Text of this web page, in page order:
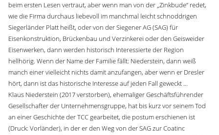
beim ersten Lesen vertraut, aber wenn man von der „Zinkbude“ redet,
wie die Firma durchaus liebevoll im manchmal leicht schnoddrigen
Siegerländer Platt heißt, oder von der Siegener AG (SAG) für
Eisenkonstruktion, Brückenbau und Verzinkerei oder den Geisweider
Eisenwerken, dann werden historisch Interessierte der Region
hellhörig. Wenn der Name der Familie fällt: Niederstein, dann weiß
manch einer vielleicht nichts damit anzufangen, aber wenn er Dresler
hört, dann ist das historische Interesse auf jeden Fall geweckt …
Klaus Niederstein (2017 verstorben), ehemaliger Geschäftsführender
Gesellschafter der Unternehmensgruppe, hat bis kurz vor seinem Tod
an einer Geschichte der TCC gearbeitet, die postum erschienen ist
(Druck: Vorländer), in der er den Weg von der SAG zur Coatinc